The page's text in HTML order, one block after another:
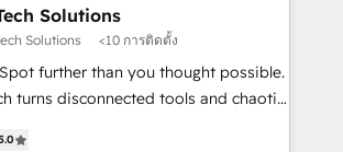
we dive in to understand your
challenges to deliver solutions that
and fun to work with. We believe in
success is our success, and we’re
Solutions
Solutions <10 การติดตั้ง
further than you thought possible.
turns disconnected tools and chaotic